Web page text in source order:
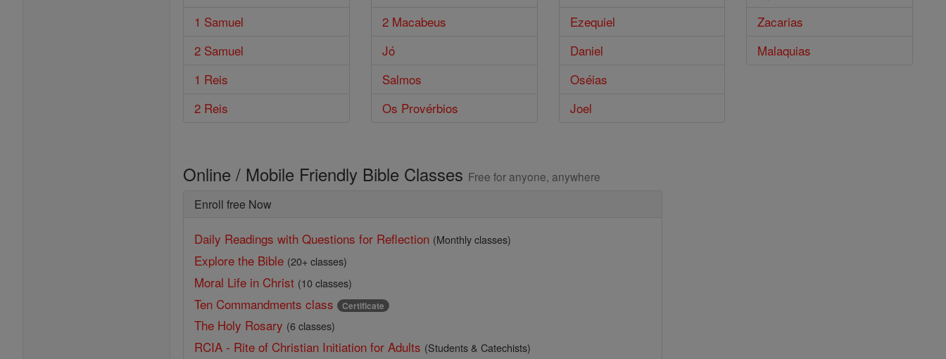
1 Samuel
2 Samuel
1 Reis
2 Reis
2 Macabeus
Jó
Salmos
Os Provérbios
Ezequiel
Daniel
Oséias
Joel
Zacarias
Malaquias
Online / Mobile Friendly Bible Classes Free for anyone, anywhere
Enroll free Now
Daily Readings with Questions for Reflection (Monthly classes)
Explore the Bible (20+ classes)
Moral Life in Christ (10 classes)
Ten Commandments class Certificate
The Holy Rosary (6 classes)
RCIA - Rite of Christian Initiation for Adults (Students & Catechists)